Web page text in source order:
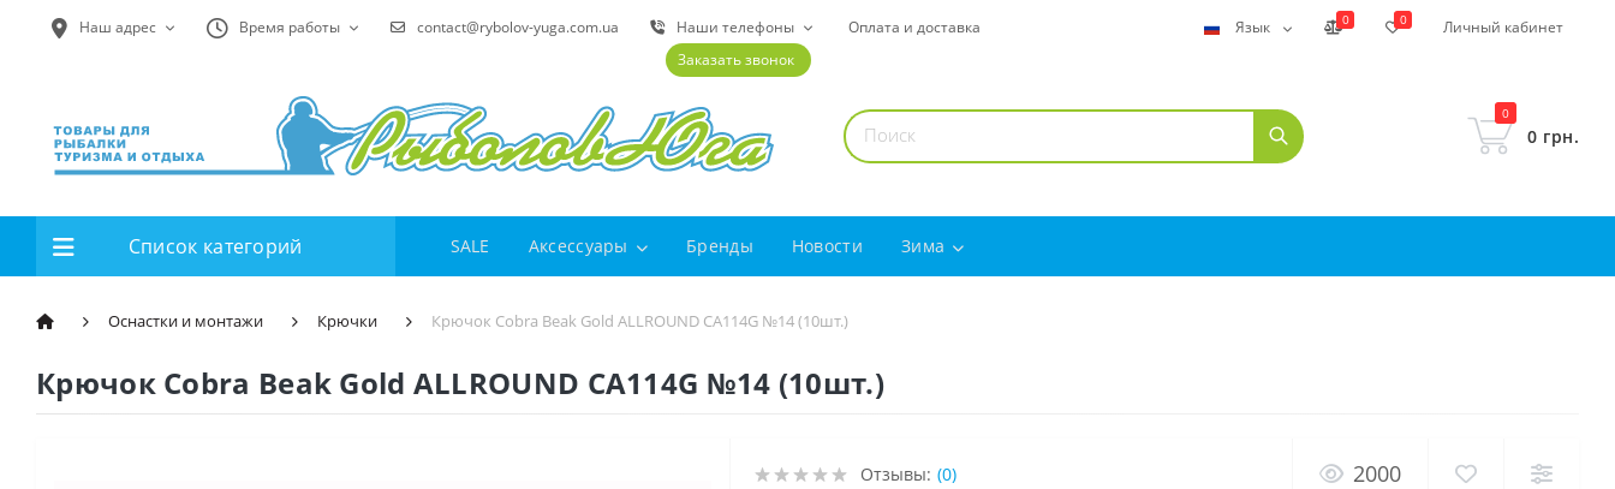
Наш адрес Время работы contact@rybolov-yuga.com.ua
Наши телефоны
Заказать звонок
Оплата и доставка Язык 0 0 Личный кабинет
0
0 грн.
Список категорий SALE Аксессуары Бренды Новости Зима
Оснастки и монтажи Крючки Крючок Cobra Beak Gold ALLROUND CA114G №14 (10шт.)
Крючок Cobra Beak Gold ALLROUND CA114G №14 (10шт.)
Отзывы: (0) 2000